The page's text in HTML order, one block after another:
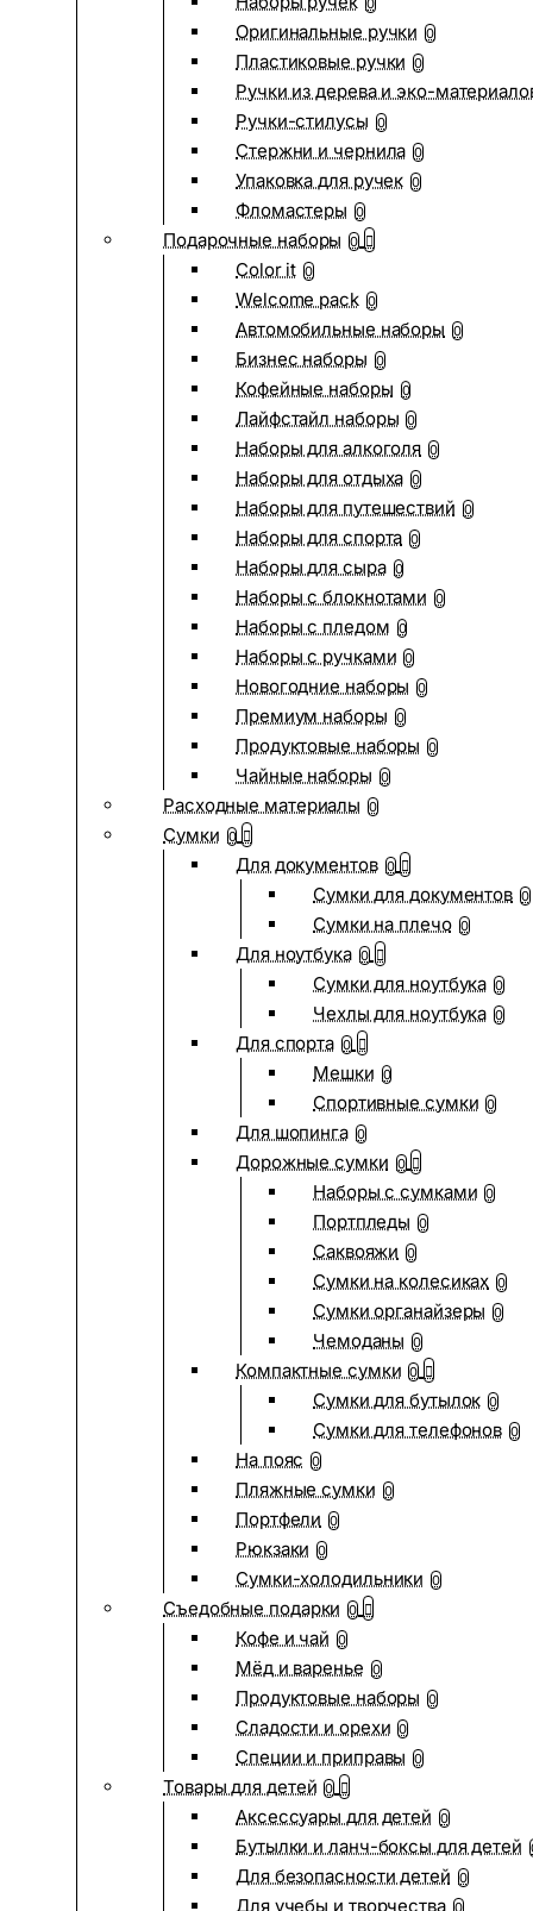
0
Оригинальные ручки 0
Пластиковые ручки 0
Ручки из дерева и эко-
Ручки-стилусы 0
Стержни и чернила 0
Упаковка для ручек 0
Фломастеры 0
Подарочные наборы 0
Color it 0
Welcome pack 0
Автомобильные наборы 0
Бизнес наборы 0
Кофейные наборы 0
Лайфстайл наборы 0
Наборы для алкоголя 0
Наборы для отдыха 0
Наборы для путешествий 0
Наборы для спорта 0
Наборы для сыра 0
Наборы с блокнотами 0
Наборы с пледом 0
Наборы с ручками 0
Новогодние наборы 0
Премиум наборы 0
Продуктовые наборы 0
Чайные наборы 0
Расходные материалы 0
Сумки 0
Для документов 0
Сумки для документов 0
Сумки на плечо 0
Для ноутбука 0
Сумки для ноутбука 0
Чехлы для ноутбука 0
Для спорта 0
Мешки 0
Спортивные сумки 0
Для шопинга 0
Дорожные сумки 0
Наборы с сумками 0
Портпледы 0
Саквояжи 0
Сумки на колесиках 0
Сумки органайзеры 0
Чемоданы 0
Компактные сумки 0
Сумки для бутылок 0
Сумки для телефонов 0
На пояс 0
Пляжные сумки 0
Портфели 0
Рюкзаки 0
Сумки-холодильники 0
Съедобные подарки 0
Кофе и чай 0
Мёд и варенье 0
Продуктовые наборы 0
Сладости и орехи 0
Специи и приправы 0
Товары для детей 0
Аксессуары для детей 0
Бутылки и ланч-боксы для детей
Для безопасности детей 0
Для учебы и творчества 0